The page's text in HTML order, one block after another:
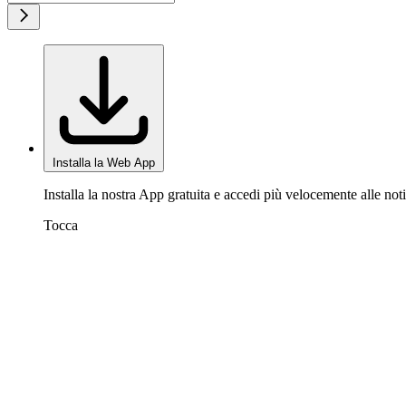
Installa la Web App
Installa la nostra App gratuita e accedi più velocemente alle
Tocca